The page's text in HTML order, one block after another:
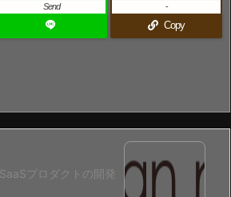
Send
Copy
-
プロダクトの開発